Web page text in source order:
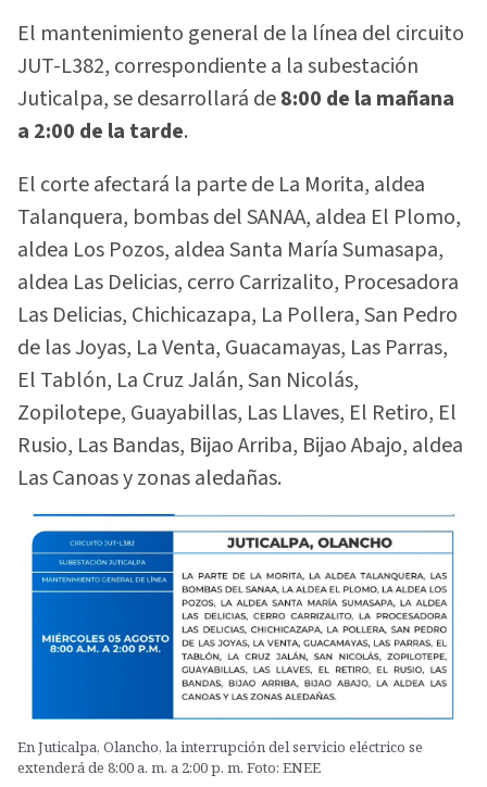
El mantenimiento general de la línea del circuito
JUT-L382, correspondiente a la subestación
Juticalpa, se desarrollará de8:00 de la mañana
a 2:00 de la tarde.
El corte afectará la parte de La Morita, aldea
Talanquera, bombas del SANAA, aldea El Plomo,
aldea Los Pozos, aldea Santa María Sumasapa,
aldea Las Delicias, cerro Carrizalito, Procesadora
Las Delicias, Chichicazapa, La Pollera, San Pedro
de las Joyas, La Venta, Guacamayas, Las Parras,
El Tablón, La Cruz Jalán, San Nicolás,
Zopilotepe, Guayabillas, Las Llaves, El Retiro, El
Rusio, Las Bandas, Bijao Arriba, Bijao Abajo, aldea
Las Canoas y zonas aledañas.
En Juticalpa, Olancho, la interrupción del servicio eléctrico se
extenderá de 8:00 a. m. a 2:00 p. m. Foto: ENEE